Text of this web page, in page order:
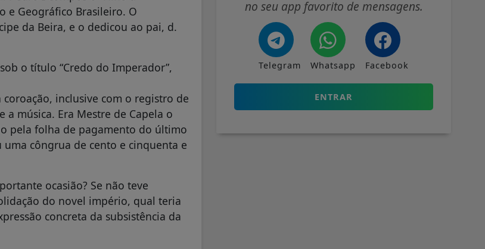
e Geográfico Brasileiro. O
da Beira, e o dedicou ao pai, d.
o título “Credo do Imperador”,
inclusive com o registro de
música. Era Mestre de Capela o
pela folha de pagamento do último
côngrua de cento e cinquenta e
ocasião? Se não teve
do novel império, qual teria
concreta da subsistência da
no seu app favorito de mensagens.
Telegram Whatsapp Facebook
ENTRAR